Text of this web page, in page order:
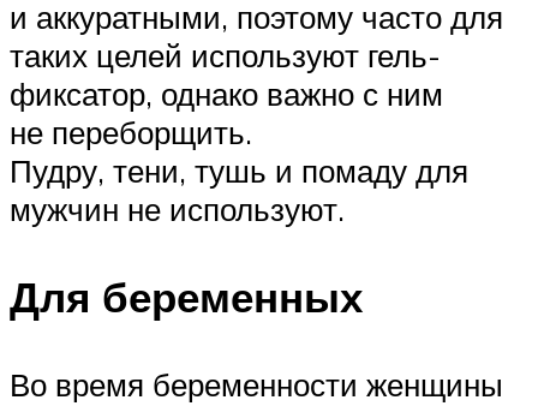
и аккуратными, поэтому часто для
таких целей используют гель-
фиксатор, однако важно с ним
не переборщить.
Пудру, тени, тушь и помаду для
мужчин не используют.
Для беременных
Во время беременности женщины